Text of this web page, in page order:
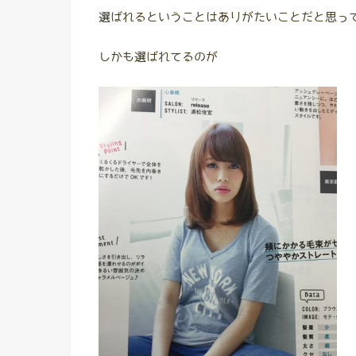
選ばれるということはありがたいことだと思っ
しかも選ばれてるのが